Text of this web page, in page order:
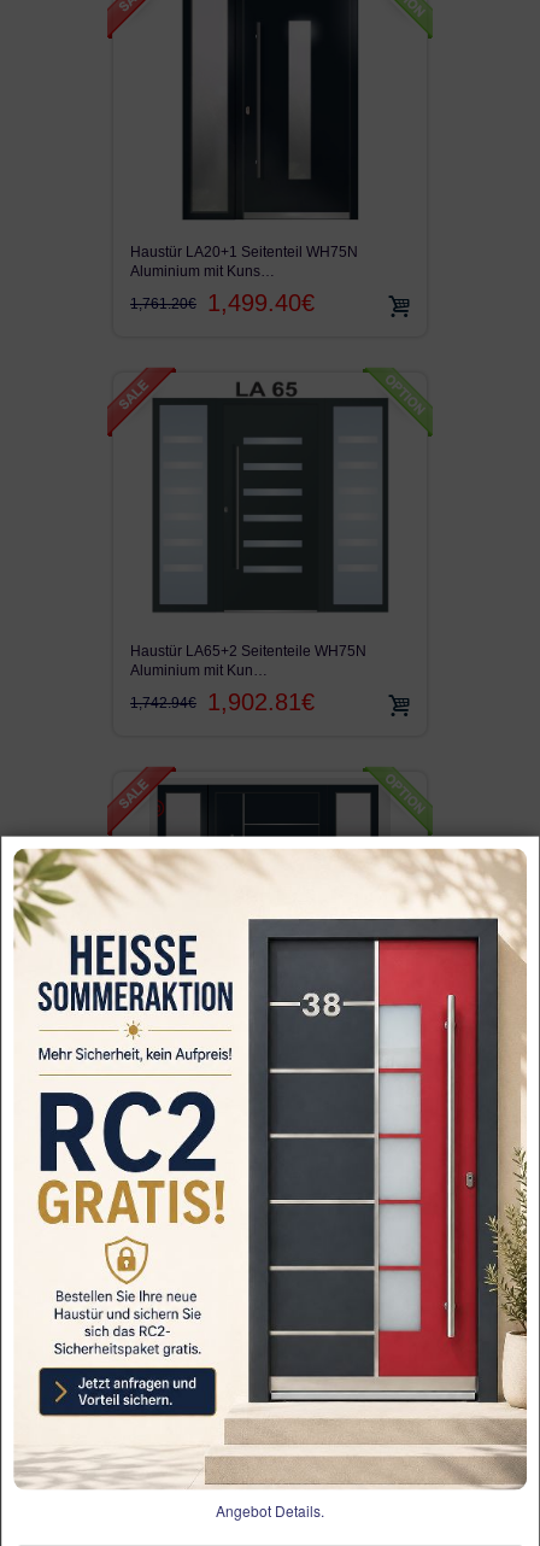
Haustür LA20+1 Seitenteil WH75N
Aluminium mit Kuns…
1,761.20€
1,499.40€
Haustür LA65+2 Seitenteile WH75N
Aluminium mit Kun…
1,742.94€
1,902.81€
Haustür Welthaus LA101+2 Seitenteile
WH75N Alumini…
3,200.00€
1,625.54€
Haustür WH75N Alu mit Kunststoff Modell
LA533 mit …
Angebot Details.